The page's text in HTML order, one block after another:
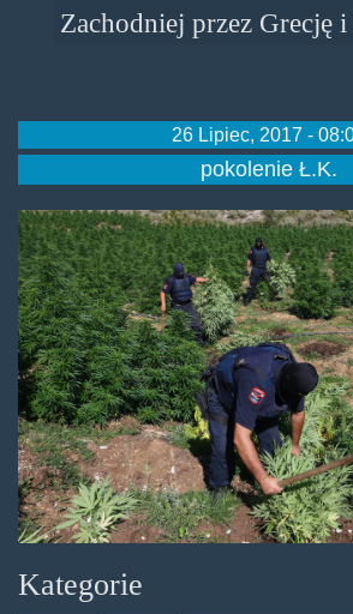
Zachodniej przez Grecję i
26 Lipiec, 2017 -
pokolenie Ł.K.
lazaradpoliceride.jpg
Kategorie